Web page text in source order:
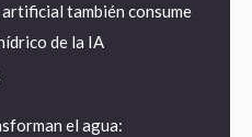
también consume
de la IA
el agua: